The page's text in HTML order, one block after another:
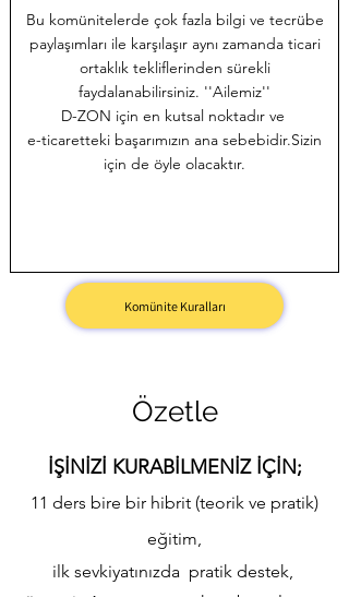
Bu komünitelerde çok fazla bilgi ve tecrübe
paylaşımları ile karşılaşır aynı zamanda ticari
ortaklık tekliflerinden sürekli
faydalanabilirsiniz. ''Ailemiz''
D-ZON için en kutsal noktadır ve
e-ticaretteki başarımızın ana sebebidir.Sizin
için de öyle olacaktır.
Komünite Kuralları
Özetle
İŞİNİZİ KURABİLMENİZ İÇİN;
11 ders bire bir hibrit (teorik ve pratik)
eğitim,
ilk sevkiyatınızda pratik destek,